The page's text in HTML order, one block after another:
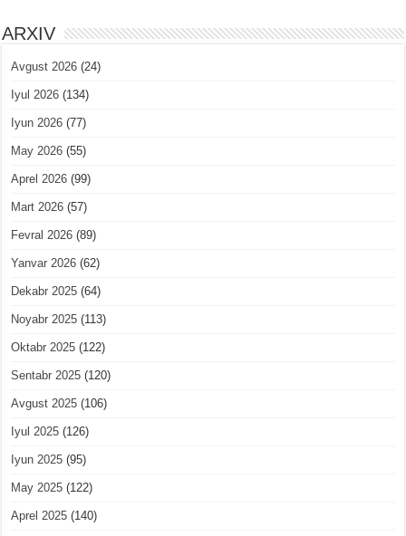
ARXIV
Avgust 2026 (24)
Iyul 2026 (134)
Iyun 2026 (77)
May 2026 (55)
Aprel 2026 (99)
Mart 2026 (57)
Fevral 2026 (89)
Yanvar 2026 (62)
Dekabr 2025 (64)
Noyabr 2025 (113)
Oktabr 2025 (122)
Sentabr 2025 (120)
Avgust 2025 (106)
Iyul 2025 (126)
Iyun 2025 (95)
May 2025 (122)
Aprel 2025 (140)